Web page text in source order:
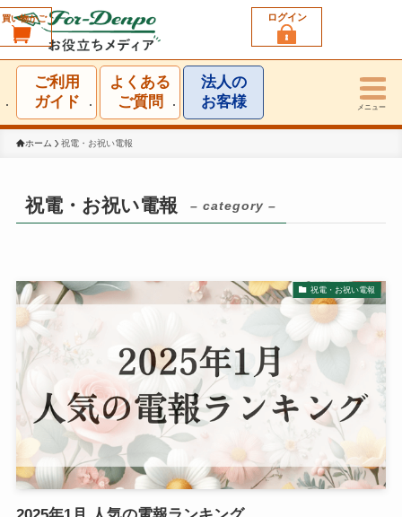
買い物かご ログイン
ご利用
ガイド
よくある
ご質問
法人の
お客様
メニュー
利用シーン一覧
結婚祝い
誕生日祝い
就任・昇進祝い
移転・開店・受賞祝い
選挙
退職・定年
入学・就職・合格祝い・卒業
成人式
ホーム 祝電・お祝い電報
祝電・お祝い電報 – category –
祝電・お祝い電報